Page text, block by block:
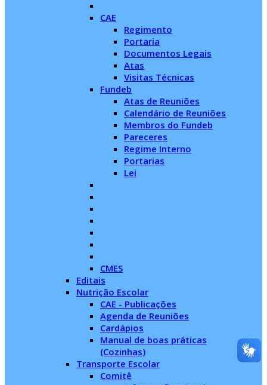
CAE
Regimento
Portaria
Documentos Legais
Atas
Visitas Técnicas
Fundeb
Atas de Reuniões
Calendário de Reuniões
Membros do Fundeb
Pareceres
Regime Interno
Portarias
Lei
CMES
Editais
Nutrição Escolar
CAE - Publicações
Agenda de Reuniões
Cardápios
Manual de boas práticas
(Cozinhas)
Transporte Escolar
Comitê